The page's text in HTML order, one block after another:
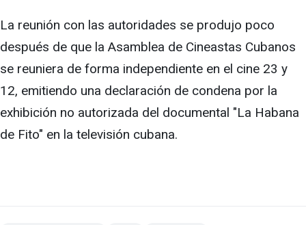
La reunión con las autoridades se produjo poco
después de que la Asamblea de Cineastas Cubanos
se reuniera de forma independiente en el cine 23 y
12, emitiendo una declaración de condena por la
exhibición no autorizada del documental "La Habana
de Fito" en la televisión cubana.